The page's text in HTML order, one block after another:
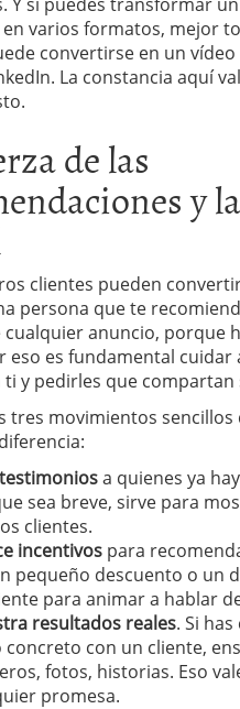
varios formatos, mejor
convertirse en un
La constancia aquí
de las
y
clientes pueden
persona que te
anuncio, porque
eso es fundamental cuidar
ti y pedirles que compartan
tres movimientos sencillos
a quienes ya
sea breve, sirve para
clientes.
incentivos para
pequeño descuento o un
para animar a hablar
resultados reales. Si
concreto con un cliente,
fotos, historias. Eso
promesa.